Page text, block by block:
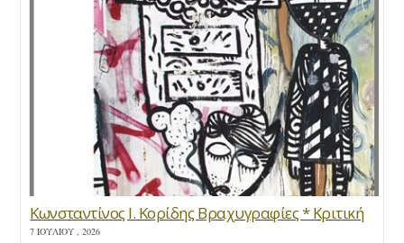
Κωνσταντίνος Ι. Κορίδης Βραχυγραφίες * Κριτική
7 ΙΟΥΛΊΟΥ , 2026